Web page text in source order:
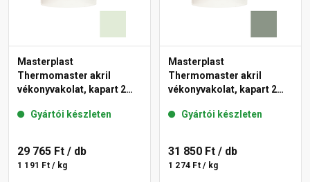
Masterplast
Thermomaster akril
vékonyvakolat, kapart 2
Gyártói készleten
29 765 Ft / db
1 191 Ft / kg
Masterplast
Thermomaster akril
vékonyvakolat, kapart 2
Gyártói készleten
31 850 Ft / db
1 274 Ft / kg